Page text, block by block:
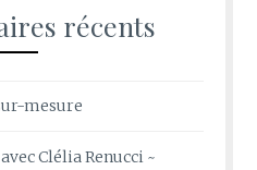
récents
mesure
Clélia Renucci ~